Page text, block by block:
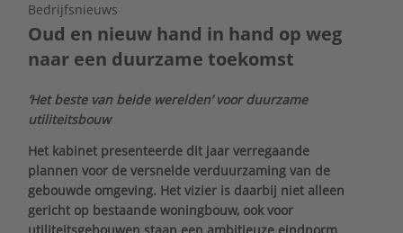
Bedrijfsnieuws
Oud en nieuw hand in hand op weg
naar een duurzame toekomst
‘Het beste van beide werelden’ voor duurzame
utiliteitsbouw
Het kabinet presenteerde dit jaar verregaande
plannen voor de versnelde verduurzaming van de
gebouwde omgeving. Het vizier is daarbij niet alleen
gericht op bestaande woningbouw, ook voor